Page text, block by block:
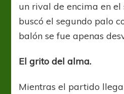
un rival de encima en
buscó el segundo palo
balón se fue apenas
El grito del alma.
Mientras el partido